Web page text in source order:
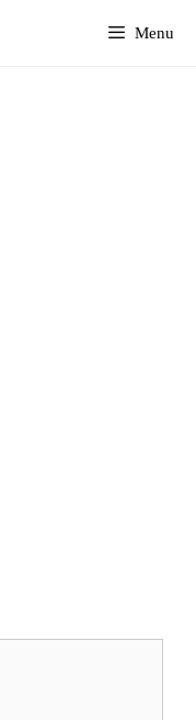
Menu